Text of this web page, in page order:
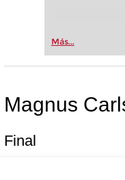
Más...
Magnus
Final